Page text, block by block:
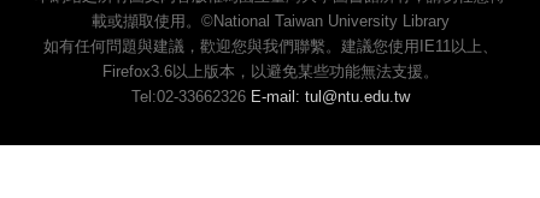
載或擷取使用。©National Taiwan University Library
如有任何問題與建議，歡迎您與我們聯繫。建議您使用IE11以上、
Firefox3.6以上版本，以避免某些功能無法支援。
Tel:02-33662326 E-mail: tul@ntu.edu.tw